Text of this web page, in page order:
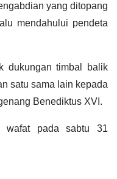
yang ditopang
mendahului pendeta
dukungan timbal balik
satu sama lain kepada
Benediktus XVI.
wafat pada sabtu 31